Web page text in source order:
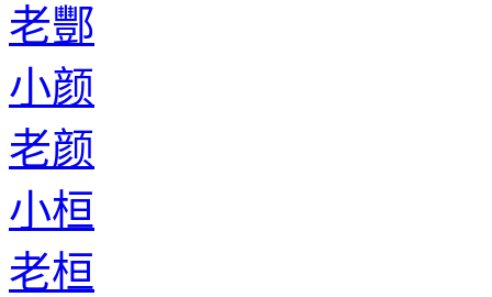
老酆
小颜
老颜
小桓
老桓